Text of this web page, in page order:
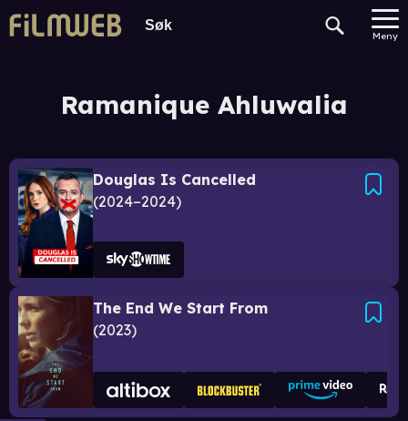
Meny
Ramanique Ahluwalia
Douglas Is Cancelled
2024–2024
The End We Start From
2023